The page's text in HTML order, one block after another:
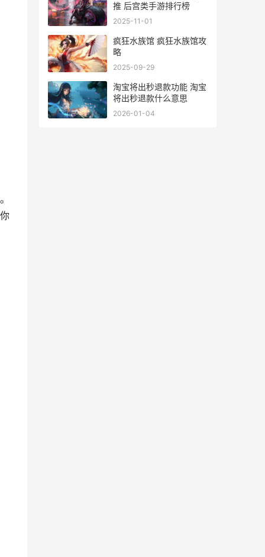
推 后宫类手游排行榜
2025-11-01
疯狂水族馆 疯狂水族馆攻
略
2025-09-29
淘宝将出秒退款功能 淘宝
将出秒退款什么意思
2026-01-04